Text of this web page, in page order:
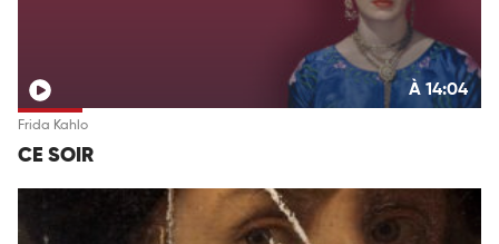
À 14:04
Frida Kahlo
CE SOIR